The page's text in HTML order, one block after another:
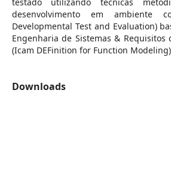
desenvolvimento em ambiente
Developmental Test and Evaluation)
Engenharia de Sistemas & Requisitos
(Icam DEFinition for Function
Downloads